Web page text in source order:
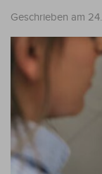
Geschrieben am